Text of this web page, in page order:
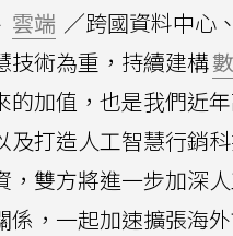
雲端 ／跨國資料中心
技術為重，持續建構
的加值，也是我們近
及打造人工智慧行銷
，雙方將進一步加深
，一起加速擴張海外